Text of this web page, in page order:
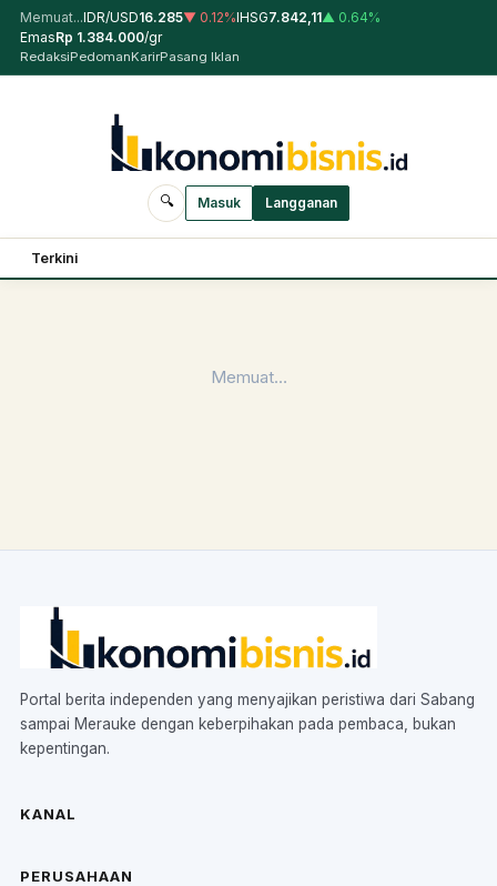
Memuat...IDR/USD16.285▼ 0.12%IHSG7.842,11▲ 0.64%
EmasRp 1.384.000/gr
RedaksiPedomanKarirPasang Iklan
🔍 Masuk Langganan
Terkini
Memuat…
Portal berita independen yang menyajikan peristiwa dari Sabang
sampai Merauke dengan keberpihakan pada pembaca, bukan
kepentingan.
KANAL
PERUSAHAAN